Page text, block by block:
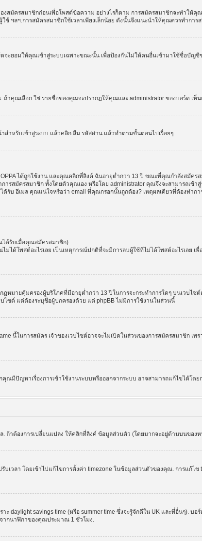
สมัครสมาชิกก่อนเพื่อโพสต์ข้อความ อย่างไรก็ตาม การสมัครสมาชิกจะทำให้
ช้ ฯลฯ.การสมัครสมาชิกใช้เวลาเพียงเล็กน้อย ดังนั้นจึงแนะนำให้คุณควรทำการ
จะยอมให้คุณเข้าสู่ระบบเฉพาะขณะนั้น เพื่อป้องกันไม่ให้คนอื่นเข้ามาใช้ชื่อบั
คุณเลือก ใช่ รายชื่อของคุณจะปรากฏให้คุณและ administrator ของบอร์ด เห็
ำหรับเข้าสู่ระบบ แล้วคลิก ลืม รหัสผ่าน แล้วทำตามขั้นตอนไปเรื่อยๆ
ได้ถูกใช้งาน และคุณคลิกที่ลิงค์ ฉันอายุต่ำกว่า 13 ปี ขณะที่คุณกำลังสมัค
สมัครสมาชิก ทั้งโดยตัวคุณเอง หรือโดย administrator คุณจึงจะสามารถเข้า
บ อีเมล คุณแน่ใจหรือว่า email ที่คุณกรอกนั้นถูกต้อง? เหตุผลเดียวที่ต้องทำก
ด้รับเมื่อคุณสมัครสมาชิก)
ได้โพสต์อะไรเลย เป็นเหตุการณ์ปกติที่จะมีการลบผู้ใช้ที่ไม่ได้โพสต์อะไรเลย
ฏหมายคุ้มครองผู้บริโภคที่มีอายุต่ำกว่า 13 ปีในการจะกระทำการใดๆ บนเวบไ
ไซต์ แต่ต้องระบุชื่อผู้ปกครองด้วย แต่ phpBB ไม่มีการใช้งานในส่วนนี้
นี้ในการสมัคร เจ้าของเวบไซต์อาจจะไม่เปิดในส่วนของการสมัครสมาชิก เ
มีปัญหาเรื่องการเข้าใช้งานระบบหรือออกจากระบบ อาจสามารถแก้ไขได้โดย
าต้องการเปลี่ยนแปลง ให้คลิกที่ลิงค์ ข้อมูลส่วนตัว (โดยมากจะอยู่ด้านบนของ
วลา โดยเข้าไปแก้ไขการตั้งค่า timezone ในข้อมูลส่วนตัวของคุณ. การแก้ไ
daylight savings time (หรือ summer time ซึ่งจะรู้จักดีใน UK และที่อื่นๆ). บ
ากนาฬิกาของคุณประมาณ 1 ชั่วโมง.